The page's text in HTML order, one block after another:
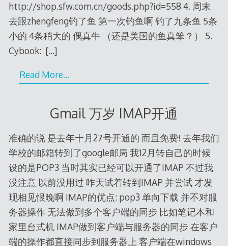
http://shop.sfw.com.cn/goods.php?id=558 4. 周末
去跟zhengfeng钓了鱼 第一次钓鱼啊 钓了九条鱼 5条
小的 4条稍大的 偶真牛 （还是美国的鱼真笨？） 5.
Cybook: […]
Read More…
Gmail 万岁 IMAP开通
准确的说 是去年十月27号开通的 而且免费! 去年我们
学校的邮箱转到了google邮局 我12月转自己的时候
设的是POP3 当时其实已经可以开通了IMAP 不过我
没注意 以前没用过 昨天试着转到IMAP 并尝试 才发
现相见恨晚啊 IMAP的优点: pop3 单向下载 并不对服
务器操作 无法做到多个客户端的同步 比如笔记本和
家里台式机 IMAP做到客户端与服务器的同步 在客户
端的操作都直接同步到服务器上 客户端在windows